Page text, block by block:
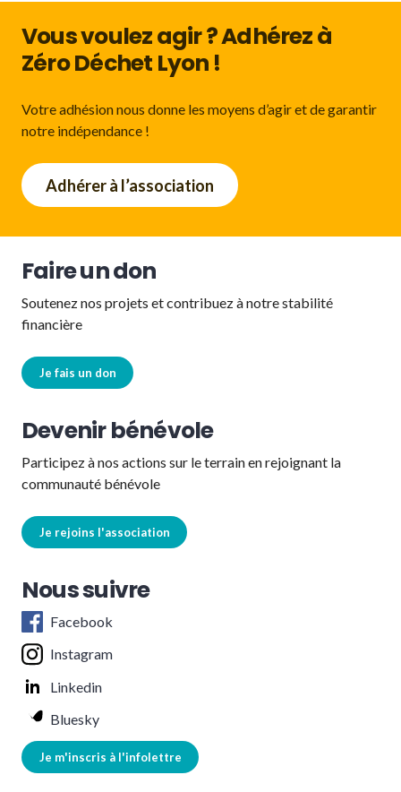
Vous voulez agir ? Adhérez à
Zéro Déchet Lyon !
Votre adhésion nous donne les moyens d’agir et de garantir
notre indépendance !
Adhérer à l’association
Faire un don
Soutenez nos projets et contribuez à notre stabilité
financière
Je fais un don
Devenir bénévole
Participez à nos actions sur le terrain en rejoignant la
communauté bénévole
Je rejoins l'association
Nous suivre
Facebook
Instagram
Linkedin
Bluesky
Je m'inscris à l'infolettre